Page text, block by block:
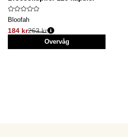
Bloofah
184 kr
Normalpris:
263 kr
Overvåg